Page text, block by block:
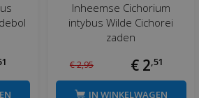
Inheemse Cichorium
intybus Wilde Cichorei
zaden
€2,95 € 2,51
IN WINKELWAGEN